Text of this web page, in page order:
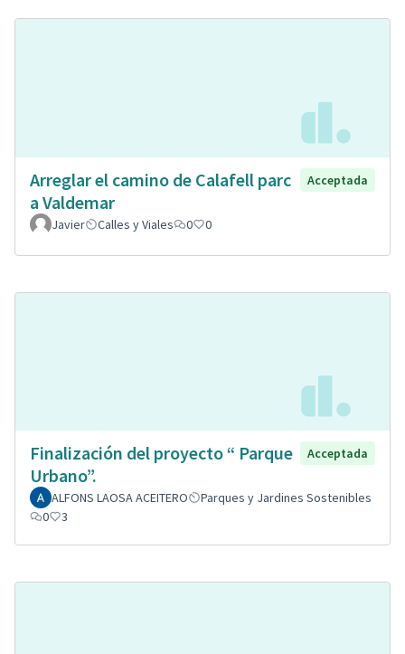
Arreglar el camino de Calafell parc
a Valdemar
Acceptada
Javier Calles y Viales 0 0
Finalización del proyecto “ Parque
Urbano”.
Acceptada
ALFONS LAOSA ACEITERO
Parques y Jardines Sostenibles
0
3